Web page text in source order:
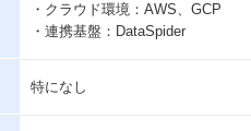
・クラウド環境：AWS、GCP
・連携基盤：DataSpider
特になし